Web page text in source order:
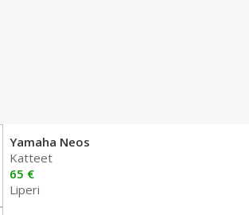
Yamaha Neos
Katteet
65 €
Liperi